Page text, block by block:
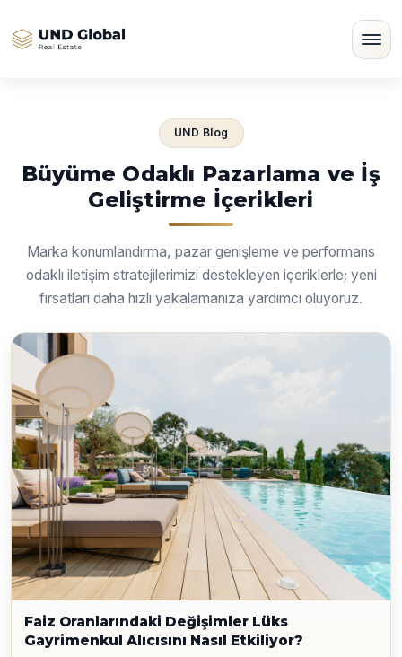
UND Blog
Büyüme Odaklı Pazarlama ve İş
Geliştirme İçerikleri
Marka konumlandırma, pazar genişleme ve performans
odaklı iletişim stratejilerimizi destekleyen içeriklerle; yeni
fırsatları daha hızlı yakalamanıza yardımcı oluyoruz.
Faiz Oranlarındaki Değişimler Lüks
Gayrimenkul Alıcısını Nasıl Etkiliyor?